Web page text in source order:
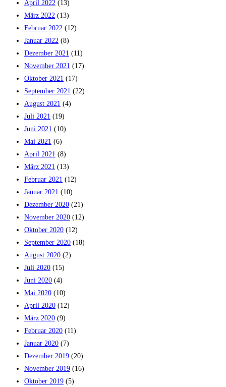
April 2022 (13)
März 2022 (13)
Februar 2022 (12)
Januar 2022 (8)
Dezember 2021 (11)
November 2021 (17)
Oktober 2021 (17)
September 2021 (22)
August 2021 (4)
Juli 2021 (19)
Juni 2021 (10)
Mai 2021 (6)
April 2021 (8)
März 2021 (13)
Februar 2021 (12)
Januar 2021 (10)
Dezember 2020 (21)
November 2020 (12)
Oktober 2020 (12)
September 2020 (18)
August 2020 (2)
Juli 2020 (15)
Juni 2020 (4)
Mai 2020 (10)
April 2020 (12)
März 2020 (9)
Februar 2020 (11)
Januar 2020 (7)
Dezember 2019 (20)
November 2019 (16)
Oktober 2019 (5)